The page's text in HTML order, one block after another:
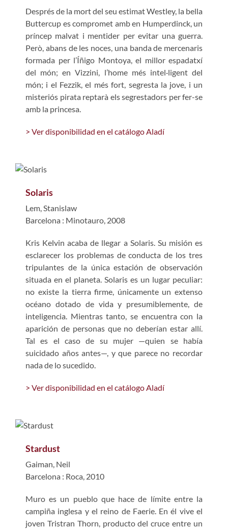
Després de la mort del seu estimat Westley, la bella
Buttercup es compromet amb en Humperdinck, un
príncep malvat i mentider per evitar una guerra.
Però, abans de les noces, una banda de mercenaris
formada per l’Íñigo Montoya, el millor espadatxí
del món; en Vizzini, l’home més intel·ligent del
món; i el Fezzik, el més fort, segresta la jove, i un
misteriós pirata reptarà els segrestadors per fer-se
amb la princesa.
> Ver disponibilidad en el catálogo Aladí
Solaris
Lem, Stanislaw
Barcelona : Minotauro, 2008
Kris Kelvin acaba de llegar a Solaris. Su misión es
esclarecer los problemas de conducta de los tres
tripulantes de la única estación de observación
situada en el planeta. Solaris es un lugar peculiar:
no existe la tierra firme, únicamente un extenso
océano dotado de vida y presumiblemente, de
inteligencia. Mientras tanto, se encuentra con la
aparición de personas que no deberían estar allí.
Tal es el caso de su mujer —quien se había
suicidado años antes—, y que parece no recordar
nada de lo sucedido.
> Ver disponibilidad en el catálogo Aladí
Stardust
Gaiman, Neil
Barcelona : Roca, 2010
Muro es un pueblo que hace de límite entre la
campiña inglesa y el reino de Faerie. En él vive el
joven Tristran Thorn, producto del cruce entre un